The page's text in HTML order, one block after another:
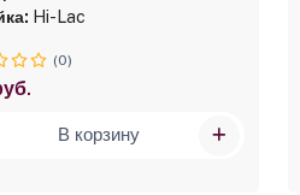
Hi-Lac
(0)
В корзину